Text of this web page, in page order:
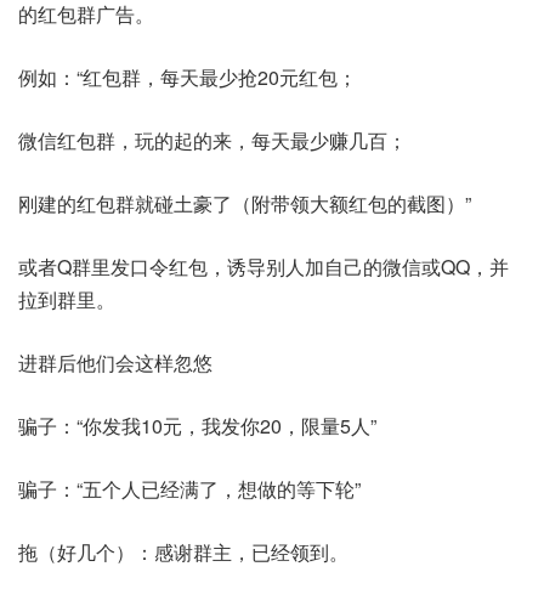
的红包群广告。
例如：“红包群，每天最少抢20元红包；
微信红包群，玩的起的来，每天最少赚几百；
刚建的红包群就碰土豪了（附带领大额红包的截图）”
或者Q群里发口令红包，诱导别人加自己的微信或QQ，并
拉到群里。
进群后他们会这样忽悠
骗子：“你发我10元，我发你20，限量5人”
骗子：“五个人已经满了，想做的等下轮”
拖（好几个）：感谢群主，已经领到。